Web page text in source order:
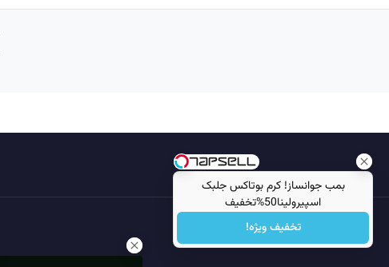
بمب جوانساز! کرم بوتاکس جلبک
اسپیرولینا50%تخفیف
تخفیف ویژه!